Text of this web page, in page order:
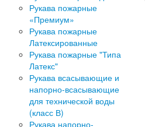
Рукава пожарные
«Премиум»
Рукава пожарные
Латексированные
Рукава пожарные "Типа
Латекс"
Рукава всасывающие и
напорно-всасывающие
для технической воды
(класс В)
Рукава напорно-